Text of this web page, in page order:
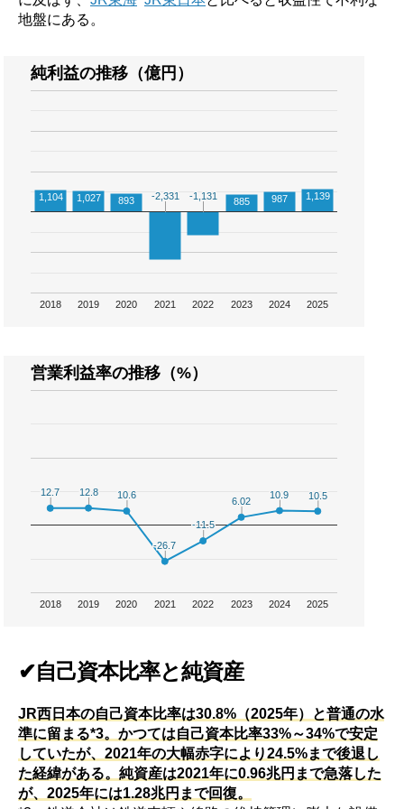
地盤にある。
純利益の推移（億円）
2018 2019 2020 2021 2022 2023 2024 2025
1,104 1,027 893 -2,331
-2,331 -1,131
-1,131 885 987 1,139
営業利益率の推移（%）
2018 2019 2020 2021 2022 2023 2024 2025
12.7
12.7 12.8
12.8 10.6
10.6
-26.7
-26.7
-11.5
-11.5
6.02
6.02
10.9
10.9 10.5
10.5
✔自己資本比率と純資産
JR西日本の自己資本比率は30.8%（2025年）と普通の水
準に留まる*3。かつては自己資本比率33%～34%で安定
していたが、2021年の大幅赤字により24.5%まで後退し
た経緯がある。純資産は2021年に0.96兆円まで急落した
が、2025年には1.28兆円まで回復。